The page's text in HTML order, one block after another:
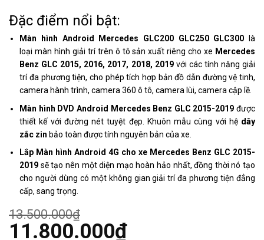
Đặc điểm nổi bật:
Màn hình Android Mercedes GLC200 GLC250 GLC300 là
loại màn hình giải trí trên ô tô sản xuất riêng cho xe Mercedes
Benz GLC 2015, 2016, 2017, 2018, 2019 với các tính năng giải
trí đa phương tiện, cho phép tích hợp bản đồ dẫn đường vệ tinh,
camera hành trình, camera 360 ô tô, camera lùi, camera cập lề.
Màn hình DVD Android Mercedes Benz GLC 2015-2019 được
thiết kế với đường nét tuyệt đẹp. Khuôn mẫu cùng với hệ dây
zắc zin bảo toàn được tính nguyên bản của xe.
Lắp Màn hình Android 4G cho xe Mercedes Benz GLC 2015-
2019 sẽ tạo nên một diện mạo hoàn hảo nhất, đồng thời nó tạo
cho người dùng có một không gian giải trí đa phương tiện đẳng
cấp, sang trọng.
13.500.000₫
Giá
11.800.000₫